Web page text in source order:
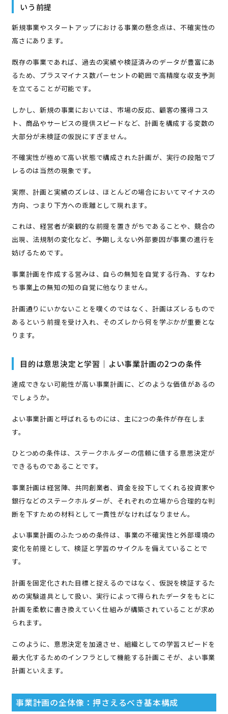
いう前提
新規事業やスタートアップにおける事業の懸念点は、不確実性の
高さにあります。
既存の事業であれば、過去の実績や検証済みのデータが豊富にあ
るため、プラスマイナス数パーセントの範囲で高精度な収支予測
を立てることが可能です。
しかし、新規の事業においては、市場の反応、顧客の獲得コス
ト、商品やサービスの提供スピードなど、計画を構成する変数の
大部分が未検証の仮説にすぎません。
不確実性が極めて高い状態で構成された計画が、実行の段階でブ
レるのは当然の現象です。
実際、計画と実績のズレは、ほとんどの場合においてマイナスの
方向、つまり下方への乖離として現れます。
これは、経営者が楽観的な前提を置きがちであることや、競合の
出現、法規制の変化など、予期しえない外部要因が事業の進行を
妨げるためです。
事業計画を作成する営みは、自らの無知を自覚する行為、すなわ
ち事業上の無知の知の自覚に他なりません。
計画通りにいかないことを嘆くのではなく、計画はズレるもので
あるという前提を受け入れ、そのズレから何を学ぶかが重要とな
ります。
目的は意思決定と学習｜よい事業計画の2つの条件
達成できない可能性が高い事業計画に、どのような価値があるの
でしょうか。
よい事業計画と呼ばれるものには、主に2つの条件が存在しま
す。
ひとつめの条件は、ステークホルダーの信頼に値する意思決定が
できるものであることです。
事業計画は経営陣、共同創業者、資金を投下してくれる投資家や
銀行などのステークホルダーが、それぞれの立場から合理的な判
断を下すための材料として一貫性がなければなりません。
よい事業計画のふたつめの条件は、事業の不確実性と外部環境の
変化を前提として、検証と学習のサイクルを備えていることで
す。
計画を固定化された目標と捉えるのではなく、仮説を検証するた
めの実験道具として扱い、実行によって得られたデータをもとに
計画を柔軟に書き換えていく仕組みが構築されていることが求め
られます。
このように、意思決定を加速させ、組織としての学習スピードを
最大化するためのインフラとして機能する計画こそが、よい事業
計画といえます。
事業計画の全体像：押さえるべき基本構成